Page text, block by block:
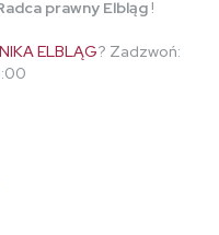
prawny Elbląg !
ELBLĄG? Zadzwoń: